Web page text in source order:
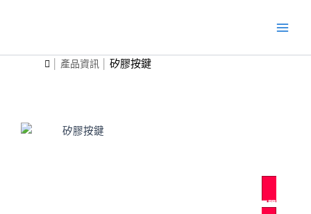
要
產品資訊 矽膠按鍵
發出詢價單